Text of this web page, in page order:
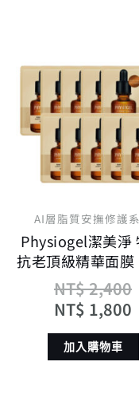
AI層脂質安撫修護
Physiogel潔美淨
抗老頂級精華面膜
NT$2,400
價
NT$ 1,800
價
加入購物車